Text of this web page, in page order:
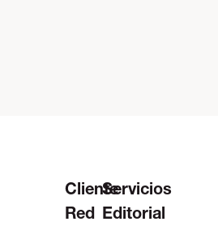
Cliente
Red
Servicios
Editorial